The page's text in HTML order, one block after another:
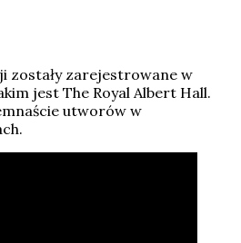
zostały zarejestrowane w
jest The Royal Albert Hall.
utworów w